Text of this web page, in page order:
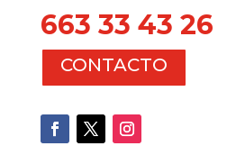
663 33 43 26
CONTACTO